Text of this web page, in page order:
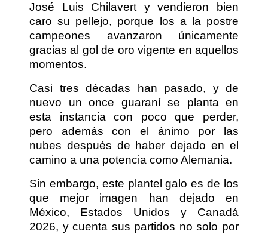
José Luis Chilavert y vendieron bien
caro su pellejo, porque los a la postre
campeones avanzaron únicamente
gracias al gol de oro vigente en aquellos
momentos.
Casi tres décadas han pasado, y de
nuevo un once guaraní se planta en
esta instancia con poco que perder,
pero además con el ánimo por las
nubes después de haber dejado en el
camino a una potencia como Alemania.
Sin embargo, este plantel galo es de los
que mejor imagen han dejado en
México, Estados Unidos y Canadá
2026, y cuenta sus partidos no solo por